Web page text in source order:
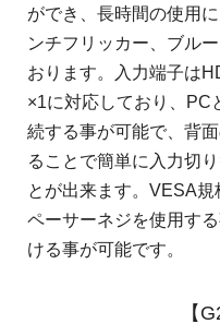
ができ、長時間の使用
ンチフリッカー、ブル
おります。入力端子は
×1に対応しており、PC
続する事が可能で、背
ることで簡単に入力切
とが出来ます。VESA
ペーサーネジを使用す
ける事が可能です。
【